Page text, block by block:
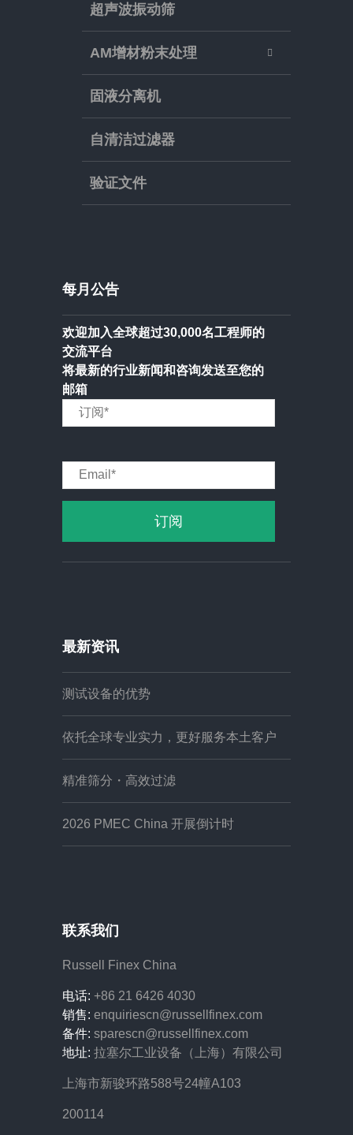
超声波振动筛
AM增材粉末处理
固液分离机
自清洁过滤器
验证文件
每月公告
欢迎加入全球超过30,000名工程师的
交流平台
将最新的行业新闻和咨询发送至您的
邮箱
最新资讯
测试设备的优势
依托全球专业实力，更好服务本土客户
精准筛分・高效过滤
2026 PMEC China 开展倒计时
联系我们
Russell Finex China
电话: +86 21 6426 4030
销售: enquiriescn@russellfinex.com
备件: sparescn@russellfinex.com
地址: 拉塞尔工业设备（上海）有限公司
上海市新骏环路588号24幢A103
200114